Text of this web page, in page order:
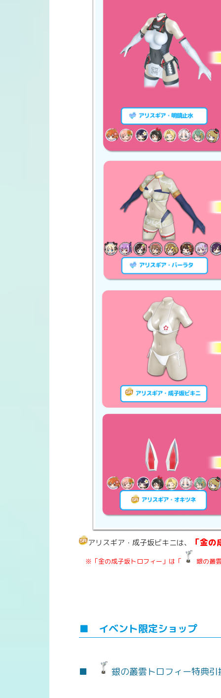
また、ミッション「イベントスコア累
個の「スキル覚醒石(
※フェスのランクが高いほど、「スキル覚醒
※「スキル覚醒石(アリスギア・成子坂ビキ
アリスギア・成子坂ビキニ
スキ
(アリ
アリスギア・成子坂ビキニは、 「金
※「金の成子坂トロフィー」は「 銀の叢
■ イベント限定ショップ
■ 銀の叢雲トロフィー特典引